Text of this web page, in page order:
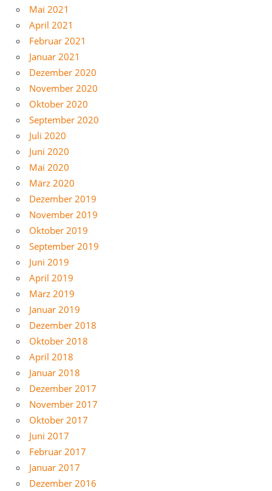
Mai 2021
April 2021
Februar 2021
Januar 2021
Dezember 2020
November 2020
Oktober 2020
September 2020
Juli 2020
Juni 2020
Mai 2020
März 2020
Dezember 2019
November 2019
Oktober 2019
September 2019
Juni 2019
April 2019
März 2019
Januar 2019
Dezember 2018
Oktober 2018
April 2018
Januar 2018
Dezember 2017
November 2017
Oktober 2017
Juni 2017
Februar 2017
Januar 2017
Dezember 2016